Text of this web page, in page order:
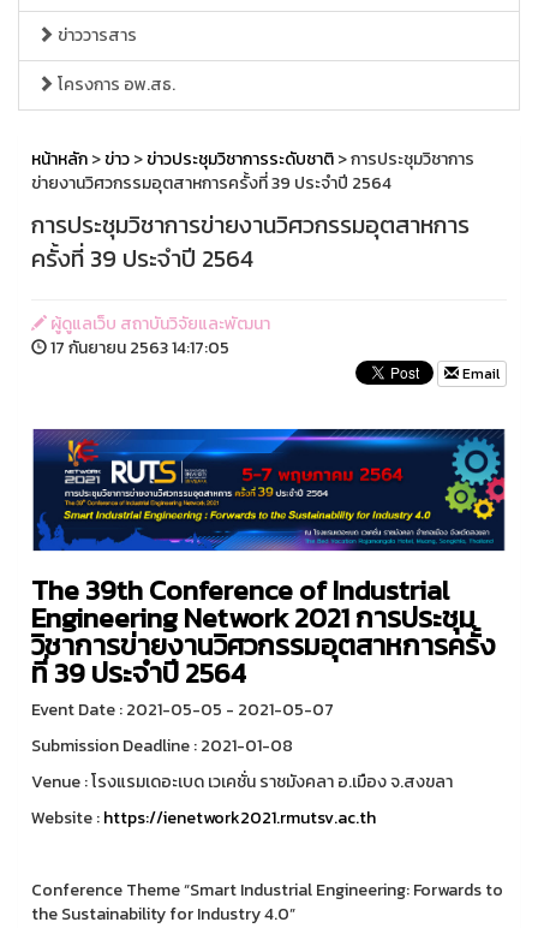
ข่าววารสาร
โครงการ อพ.สธ.
หน้าหลัก>ข่าว>ข่าวประชุมวิชาการระดับชาติ> การประชุมวิชาการ
ข่ายงานวิศวกรรมอุตสาหการครั้งที่ 39 ประจำปี 2564
การประชุมวิชาการข่ายงานวิศวกรรมอุตสาหการ
ครั้งที่ 39 ประจำปี 2564
ผู้ดูแลเว็บ สถาบันวิจัยและพัฒนา
17 กันยายน 2563 14:17:05
Email
The 39th Conference of Industrial
Engineering Network 2021 การประชุม
วิชาการข่ายงานวิศวกรรมอุตสาหการครั้ง
ที่ 39 ประจำปี 2564
Event Date : 2021-05-05 - 2021-05-07
Submission Deadline : 2021-01-08
Venue : โรงแรมเดอะเบด เวเคชั่น ราชมังคลา อ.เมือง จ.สงขลา
Website :https://ienetwork2021.rmutsv.ac.th
Conference Theme “Smart Industrial Engineering: Forwards to
the Sustainability for Industry 4.0”